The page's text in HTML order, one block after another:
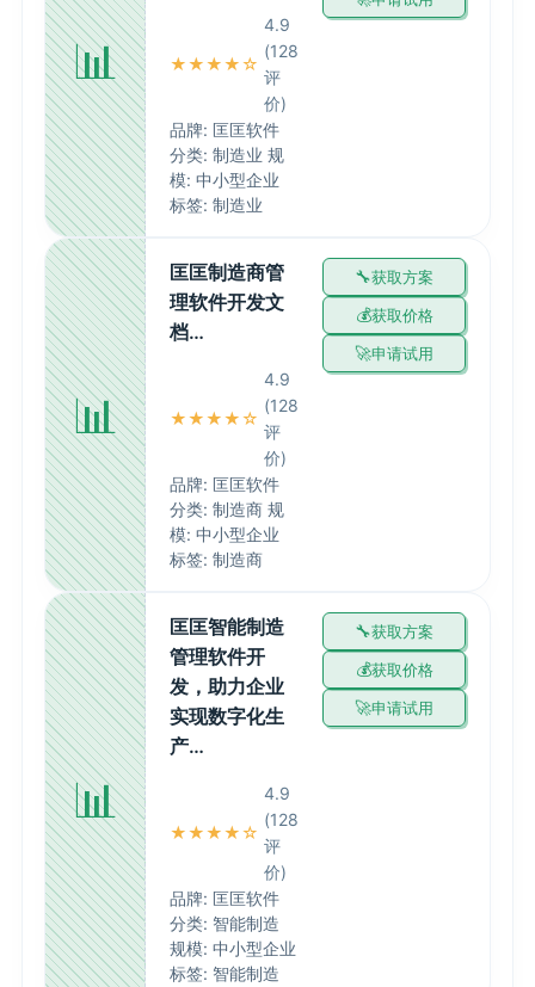
📊 ★★★★☆
4.9
(128
评
价)
品牌: 匡匡软件
分类: 制造业 规
模: 中小型企业
标签: 制造业
📊
匡匡制造商管
理软件开发文
档…
★★★★☆
4.9
(128
评
价)
品牌: 匡匡软件
分类: 制造商 规
模: 中小型企业
标签: 制造商
获取方案
获取价格
申请试用
📊
匡匡智能制造
管理软件开
发，助力企业
实现数字化生
产…
★★★★☆
4.9
(128
评
价)
品牌: 匡匡软件
分类: 智能制造
规模: 中小型企业
标签: 智能制造
获取方案
获取价格
申请试用